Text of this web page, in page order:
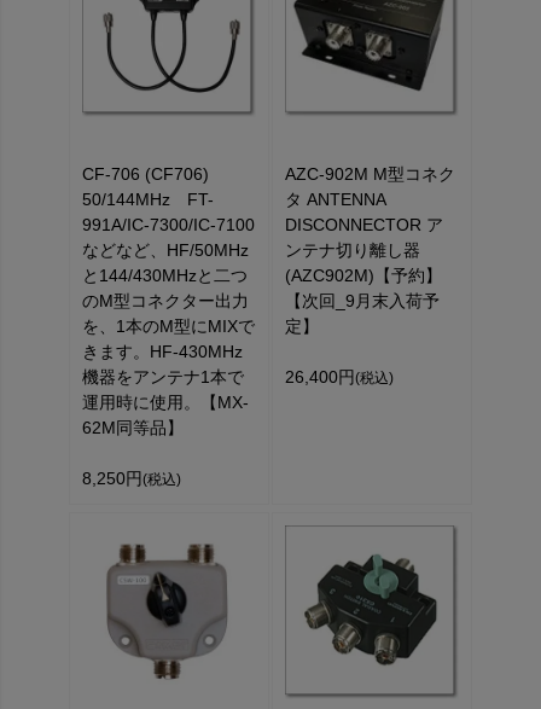
CF-706 (CF706)
50/144MHz FT-
991A/IC-7300/IC-7100
などなど、HF/50MHz
と144/430MHzと二つ
のM型コネクター出力
を、1本のM型にMIXで
きます。HF-430MHz
機器をアンテナ1本で
運用時に使用。【MX-
62M同等品】
8,250円 (税込)
AZC-902M M型コネク
タ ANTENNA
DISCONNECTOR ア
ンテナ切り離し器
(AZC902M)【予約】
【次回_9月末入荷予
定】
26,400円 (税込)